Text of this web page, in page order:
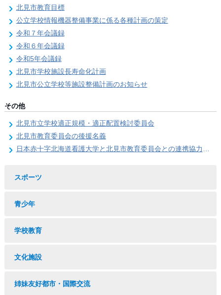
北見市教育目標
公立学校情報機器整備事業に係る各種計画の策定
令和７年会議録
令和６年会議録
令和5年会議録
北見市学校施設長寿命化計画
北見市公立学校等施設整備計画のお知らせ
その他
北見市立学校適正規模・適正配置検討委員会
北見市教育委員会の後援名義
日本赤十字北海道看護大学と北見市教育委員会との連携協力に関する協定の締結
スポーツ
青少年
学校教育
文化施設
姉妹友好都市・国際交流